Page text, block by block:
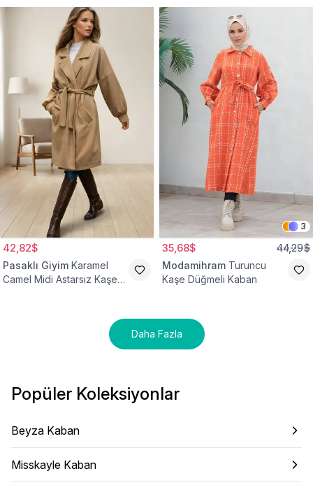
42,82$
Pasaklı Giyim Karamel
Camel Midi Astarsız Kaşe
3
35,68$ 44,29$
Modamihram Turuncu
Kaşe Düğmeli Kaban
Daha Fazla
Popüler Koleksiyonlar
Beyza Kaban
Misskayle Kaban